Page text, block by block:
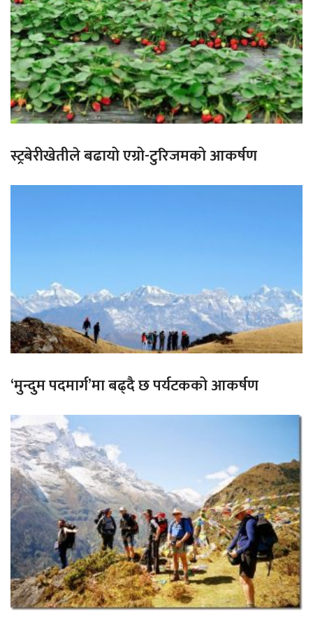
स्ट्रबेरीखेतीले बढायो एग्रो-टुरिजमको आकर्षण
‘मुन्दुम पदमार्ग’मा बढ्दै छ पर्यटकको आकर्षण